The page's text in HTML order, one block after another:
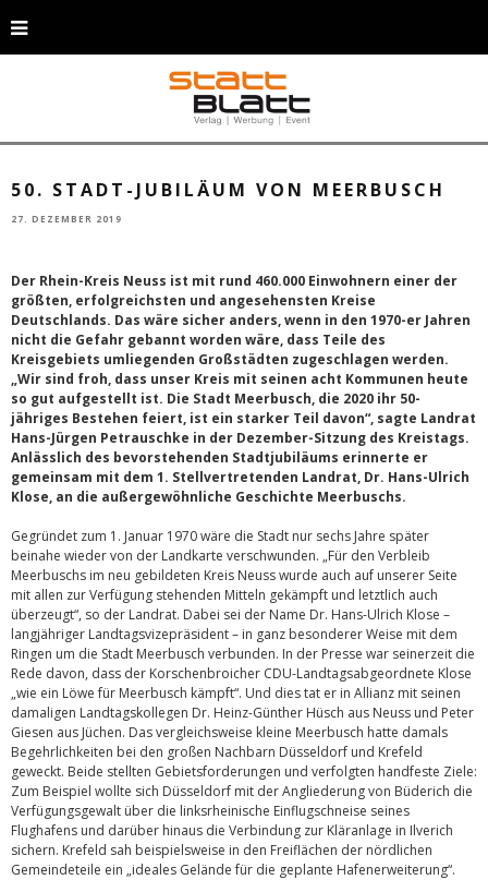
Landrat Hans-Jürgen Petrauschke (r.) und der Stellvertretende Landrat Dr.
50. STADT-JUBILÄUM VON MEERBUSCH
27. DEZEMBER 2019
Der Rhein-Kreis Neuss ist mit rund 460.000 Einwohnern einer der
größten, erfolgreichsten und angesehensten Kreise
Deutschlands. Das wäre sicher anders, wenn in den 1970-er Jahren
nicht die Gefahr gebannt worden wäre, dass Teile des
Kreisgebiets umliegenden Großstädten zugeschlagen werden.
„Wir sind froh, dass unser Kreis mit seinen acht Kommunen heute
so gut aufgestellt ist. Die Stadt Meerbusch, die 2020 ihr 50-
jähriges Bestehen feiert, ist ein starker Teil davon“, sagte Landrat
Hans-Jürgen Petrauschke in der Dezember-Sitzung des Kreistags.
Anlässlich des bevorstehenden Stadtjubiläums erinnerte er
gemeinsam mit dem 1. Stellvertretenden Landrat, Dr. Hans-Ulrich
Klose, an die außergewöhnliche Geschichte Meerbuschs.
Gegründet zum 1. Januar 1970 wäre die Stadt nur sechs Jahre später
beinahe wieder von der Landkarte verschwunden. „Für den Verbleib
Meerbuschs im neu gebildeten Kreis Neuss wurde auch auf unserer Seite
mit allen zur Verfügung stehenden Mitteln gekämpft und letztlich auch
überzeugt“, so der Landrat. Dabei sei der Name Dr. Hans-Ulrich Klose –
langjähriger Landtagsvizepräsident – in ganz besonderer Weise mit dem
Ringen um die Stadt Meerbusch verbunden. In der Presse war seinerzeit die
Rede davon, dass der Korschenbroicher CDU-Landtagsabgeordnete Klose
„wie ein Löwe für Meerbusch kämpft“. Und dies tat er in Allianz mit seinen
damaligen Landtagskollegen Dr. Heinz-Günther Hüsch aus Neuss und Peter
Giesen aus Jüchen. Das vergleichsweise kleine Meerbusch hatte damals
Begehrlichkeiten bei den großen Nachbarn Düsseldorf und Krefeld
geweckt. Beide stellten Gebietsforderungen und verfolgten handfeste Ziele:
Zum Beispiel wollte sich Düsseldorf mit der Angliederung von Büderich die
Verfügungsgewalt über die linksrheinische Einflugschneise seines
Flughafens und darüber hinaus die Verbindung zur Kläranlage in Ilverich
sichern. Krefeld sah beispielsweise in den Freiflächen der nördlichen
Gemeindeteile ein „ideales Gelände für die geplante Hafenerweiterung“.